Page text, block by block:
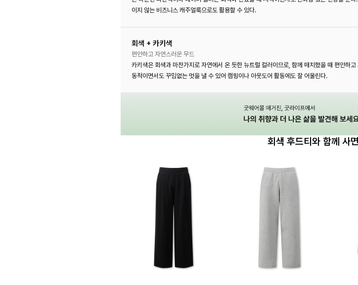
이지 않는 비즈니스 캐주얼룩으로도 활용할 수 있다.
회색 + 카키색
편안하고 자연스러운 무드
카키색은 회색과 마찬가지로 자연에서 온 듯한 뉴트럴 컬러이므로, 함께 매치했을 때 편안하
동적이면서도 꾸밈없는 멋을 낼 수 있어 캠핑이나 아웃도어 활동에도 잘 어울린다.
회색 후드티와 함께 사